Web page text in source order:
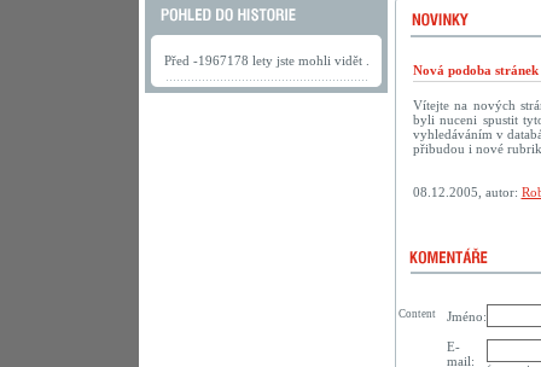
Před -1967178 lety jste mohli vidět .
Nová podoba
Vítejte na nových
byli nuceni spustit
vyhledáváním v
přibudou i nové
08.12.2005, autor:
Jméno:
E-
mail:
Content